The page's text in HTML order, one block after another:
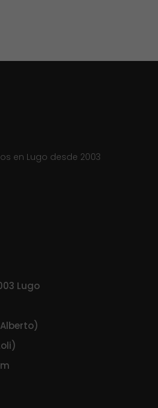
en Lugo desde 2003
Lugo